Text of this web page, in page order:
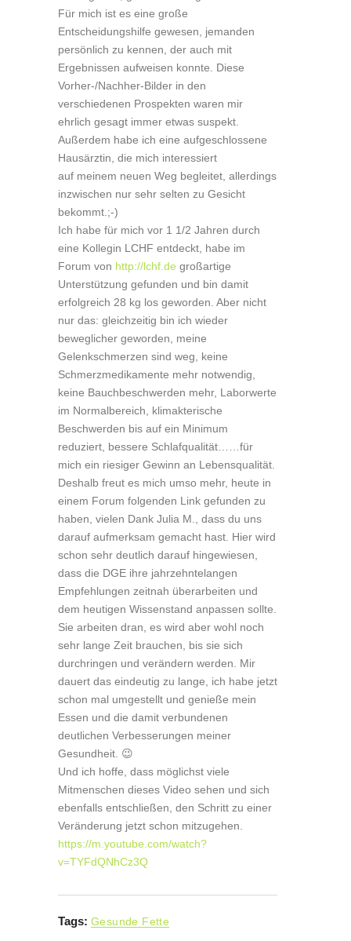
Für mich ist es eine große
Entscheidungshilfe gewesen, jemanden
persönlich zu kennen, der auch mit
Ergebnissen aufweisen konnte. Diese
Vorher-/Nachher-Bilder in den
verschiedenen Prospekten waren mir
ehrlich gesagt immer etwas suspekt.
Außerdem habe ich eine aufgeschlossene
Hausärztin, die mich interessiert
auf meinem neuen Weg begleitet, allerdings
inzwischen nur sehr selten zu Gesicht
bekommt.;-)
Ich habe für mich vor 1 1/2 Jahren durch
eine Kollegin LCHF entdeckt, habe im
Forum von http://lchf.de großartige
Unterstützung gefunden und bin damit
erfolgreich 28 kg los geworden. Aber nicht
nur das: gleichzeitig bin ich wieder
beweglicher geworden, meine
Gelenkschmerzen sind weg, keine
Schmerzmedikamente mehr notwendig,
keine Bauchbeschwerden mehr, Laborwerte
im Normalbereich, klimakterische
Beschwerden bis auf ein Minimum
reduziert, bessere Schlafqualität……für
mich ein riesiger Gewinn an Lebensqualität.
Deshalb freut es mich umso mehr, heute in
einem Forum folgenden Link gefunden zu
haben, vielen Dank Julia M., dass du uns
darauf aufmerksam gemacht hast. Hier wird
schon sehr deutlich darauf hingewiesen,
dass die DGE ihre jahrzehntelangen
Empfehlungen zeitnah überarbeiten und
dem heutigen Wissenstand anpassen sollte.
Sie arbeiten dran, es wird aber wohl noch
sehr lange Zeit brauchen, bis sie sich
durchringen und verändern werden. Mir
dauert das eindeutig zu lange, ich habe jetzt
schon mal umgestellt und genieße mein
Essen und die damit verbundenen
deutlichen Verbesserungen meiner
Gesundheit. 😉
Und ich hoffe, dass möglichst viele
Mitmenschen dieses Video sehen und sich
ebenfalls entschließen, den Schritt zu einer
Veränderung jetzt schon mitzugehen.
https://m.youtube.com/watch?
v=TYFdQNhCz3Q
Tags: Gesunde Fette